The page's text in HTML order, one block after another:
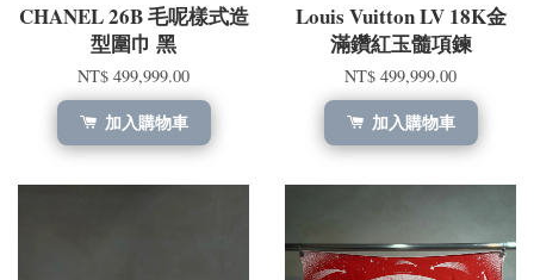
CHANEL 26B 毛呢樣式造
型圍巾 黑
NT$ 499,999.00
加入購物車
Louis Vuitton LV 18K金
滿鑽紅玉髓項鍊
NT$ 499,999.00
加入購物車